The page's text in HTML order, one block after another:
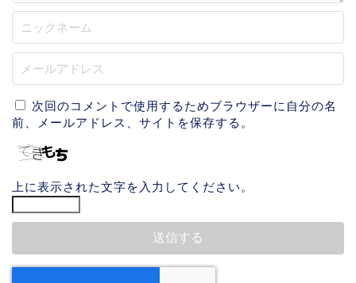
次回のコメントで使用するためブラウザーに自分の名
前、メールアドレス、サイトを保存する。
上に表示された文字を入力してください。